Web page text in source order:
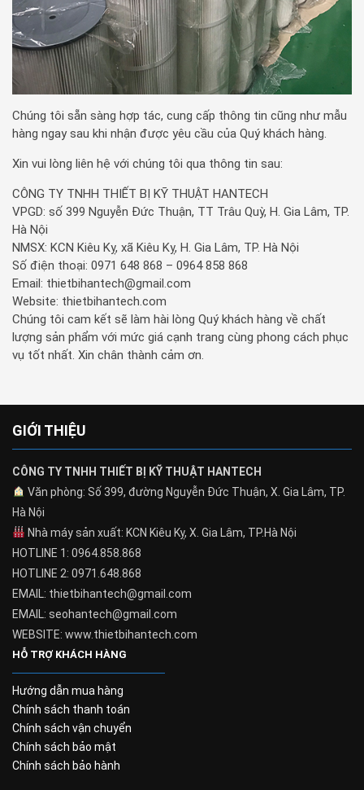
Chúng tôi sẵn sàng hợp tác, cung cấp thông tin cũng như mẫu
hàng ngay sau khi nhận được yêu cầu của Quý khách hàng.
Xin vui lòng liên hệ với chúng tôi qua thông tin sau:
CÔNG TY TNHH THIẾT BỊ KỸ THUẬT HANTECH
VPGD: số 399 Nguyễn Đức Thuận, TT Trâu Quỳ, H. Gia Lâm, TP.
Hà Nội
NMSX: KCN Kiêu Kỵ, xã Kiêu Kỵ, H. Gia Lâm, TP. Hà Nội
Số điện thoại: 0971 648 868 – 0964 858 868
Email: thietbihantech@gmail.com
Website: thietbihantech.com
Chúng tôi cam kết sẽ làm hài lòng Quý khách hàng về chất
lượng sản phẩm với mức giá cạnh trang cùng phong cách phục
vụ tốt nhất. Xin chân thành cảm ơn.
GIỚI THIỆU
CÔNG TY TNHH THIẾT BỊ KỸ THUẬT HANTECH
Văn phòng: Số 399, đường Nguyễn Đức Thuận, X. Gia Lâm, TP.
Hà Nội
Nhà máy sản xuất: KCN Kiêu Kỵ, X. Gia Lâm, TP.Hà Nội
HOTLINE 1: 0964.858.868
HOTLINE 2: 0971.648.868
EMAIL: thietbihantech@gmail.com
EMAIL: seohantech@gmail.com
WEBSITE: www.thietbihantech.com
HỖ TRỢ KHÁCH HÀNG
Hướng dẫn mua hàng
Chính sách thanh toán
Chính sách vận chuyển
Chính sách bảo mật
Chính sách bảo hành